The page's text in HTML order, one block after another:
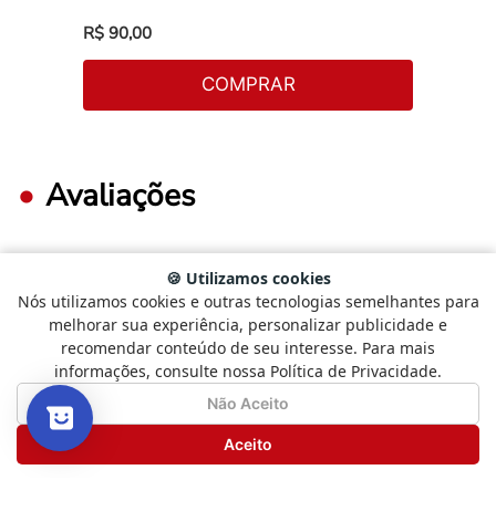
R$ 90,00
COMPRAR
Avaliações
FAÇA LOGIN PARA ESCREVER UMA AVALIAÇÃO.
Mais recentes Todos
Nenhuma avaliação
🍪 Utilizamos cookies
Nós utilizamos cookies e outras tecnologias semelhantes para
melhorar sua experiência, personalizar publicidade e
recomendar conteúdo de seu interesse. Para mais
informações, consulte nossa Política de Privacidade.
Não Aceito
Aceito
Como está sendo sua experiência?
Selecione
uma
opção
a
5
Não Satisfeito
Seguinte